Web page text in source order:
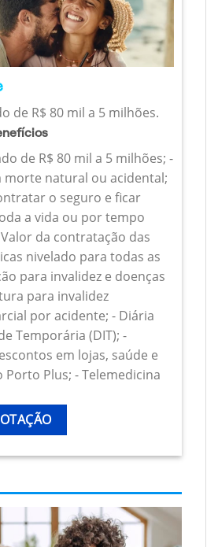
de R$ 80 mil a 5 milhões.
de R$ 80 mil a 5 milhões; -
morte natural ou acidental;
o seguro e ficar
a vida ou por tempo
da contratação das
nivelado para todas as
para invalidez e doenças
para invalidez
por acidente; - Diária
Temporária (DIT); -
em lojas, saúde e
Porto Plus; - Telemedicina